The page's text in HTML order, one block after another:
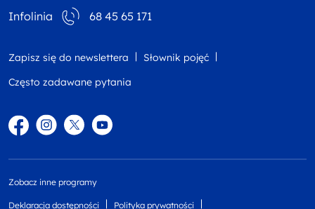
Infolinia 68 45 65 171
Zapisz się do newslettera
Słownik pojęć
Często zadawane pytania
FacebookInstagram
TwitterYouTube
Zobacz inne programy
Deklaracja dostępności Polityka prywatności